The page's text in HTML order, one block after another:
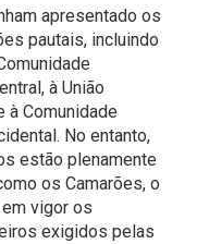
apresentado os
pautais, incluindo
à União
à Comunidade
No entanto,
estão plenamente
os Camarões, o
em vigor os
exigidos pelas